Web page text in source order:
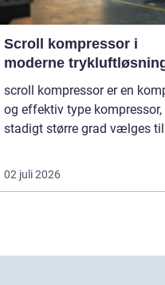
Scroll kompressor i
moderne
scroll kompressor er en
og effektiv type
stadigt større grad vælges
02 juli 2026